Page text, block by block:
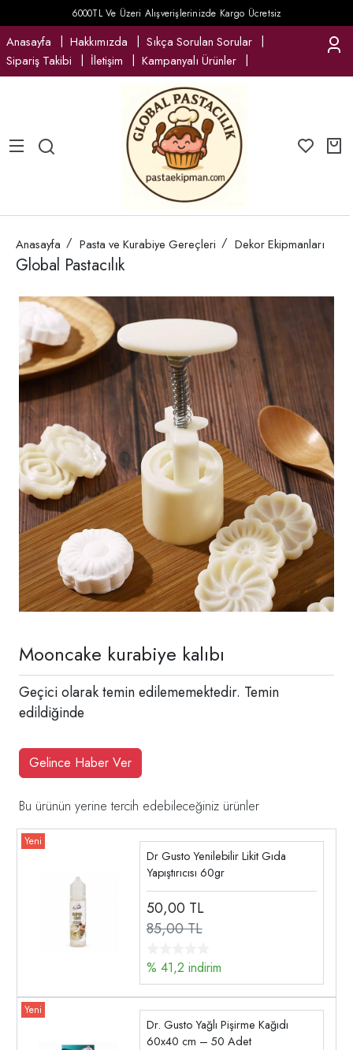
6000TL Ve Üzeri Alışverişlerinizde Kargo Ücretsiz
Anasayfa Hakkımızda
Sıkça Sorulan Sorular
Sipariş Takibi
İletişim Kampanyalı Ürünler
Anasayfa Pasta ve Kurabiye Gereçleri Dekor Ekipmanları
Global Pastacılık
Mooncake kurabiye kalıbı
Geçici olarak temin edilememektedir. Temin
edildiğinde
Gelince Haber Ver
Bu ürünün yerine tercih edebileceğiniz ürünler
Dr Gusto Yenilebilir Likit Gıda
Yapıştırıcısı 60gr
50,00 TL
85,00 TL
% 41,2 indirim
Dr. Gusto Yağlı Pişirme Kağıdı
60x40 cm – 50 Adet